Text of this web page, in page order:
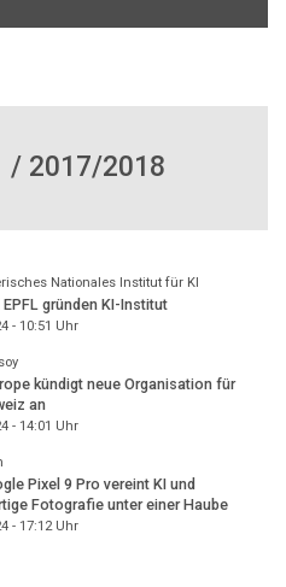
/ 2017/2018
Nationales Institut für KI
EPFL gründen KI-Institut
- 10:51 Uhr
kündigt neue Organisation für
an
- 14:01 Uhr
Pixel 9 Pro vereint KI und
Fotografie unter einer Haube
- 17:12Uhr